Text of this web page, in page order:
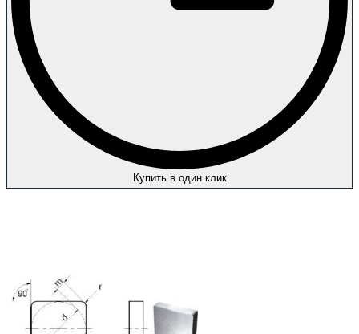
Купить в один клик